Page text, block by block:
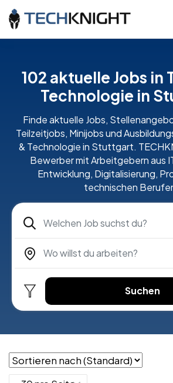
102 aktuelle Jobs in
Technologie in
Finde aktuelle Jobs,
Teilzeitjobs, Minijobs und
& Technologie in Stuttgart.
Bewerber mit Arbeitgebern aus
Entwicklung, Digitalisierung,
technischen
Suchen